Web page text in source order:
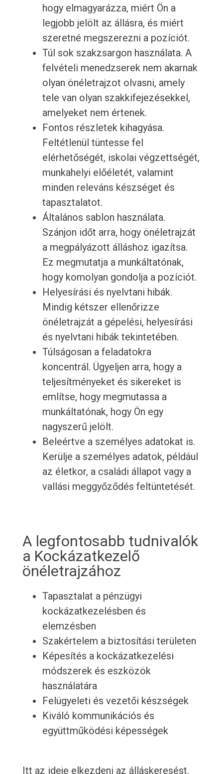
hogy elmagyarázza, miért Ön a
legjobb jelölt az állásra, és miért
szeretné megszerezni a pozíciót.
Túl sok szakzsargon használata. A
felvételi menedzserek nem akarnak
olyan önéletrajzot olvasni, amely
tele van olyan szakkifejezésekkel,
amelyeket nem értenek.
Fontos részletek kihagyása.
Feltétlenül tüntesse fel
elérhetőségét, iskolai végzettségét,
munkahelyi előéletét, valamint
minden releváns készséget és
tapasztalatot.
Általános sablon használata.
Szánjon időt arra, hogy önéletrajzát
a megpályázott álláshoz igazítsa.
Ez megmutatja a munkáltatónak,
hogy komolyan gondolja a pozíciót.
Helyesírási és nyelvtani hibák.
Mindig kétszer ellenőrizze
önéletrajzát a gépelési, helyesírási
és nyelvtani hibák tekintetében.
Túlságosan a feladatokra
koncentrál. Ügyeljen arra, hogy a
teljesítményeket és sikereket is
említse, hogy megmutassa a
munkáltatónak, hogy Ön egy
nagyszerű jelölt.
Beleértve a személyes adatokat is.
Kerülje a személyes adatok, például
az életkor, a családi állapot vagy a
vallási meggyőződés feltüntetését.
A legfontosabb tudnivalók
a Kockázatkezelő
önéletrajzához
Tapasztalat a pénzügyi
kockázatkezelésben és
elemzésben
Szakértelem a biztosítási területen
Képesítés a kockázatkezelési
módszerek és eszközök
használatára
Felügyeleti és vezetői készségek
Kiváló kommunikációs és
együttműködési képességek
Itt az ideje elkezdeni az álláskeresést.